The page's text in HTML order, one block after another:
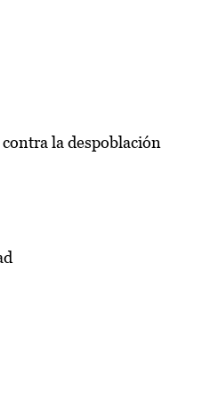
la despoblación